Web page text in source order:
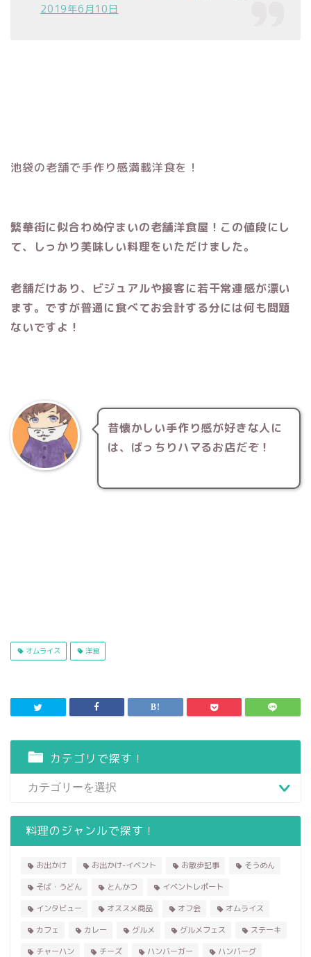
2019年6月10日
池袋の老舗で手作り感満載洋食を！
繁華街に似合わぬ佇まいの老舗洋食屋！この値段にし
て、しっかり美味しい料理をいただけました。
老舗だけあり、ビジュアルや接客に若干常連感が漂い
ます。ですが普通に食べてお会計する分には何も問題
ないですよ！
昔懐かしい手作り感が好きな人に
は、ばっちりハマるお店だぞ！
オムライス 洋食
カテゴリで探す！
料理のジャンルで探す！
お出かけ お出かけ-イベント お散歩記事
そうめん
そば・うどん
とんかつ
イベントレポート
インタビュー
オススメ商品 オフ会
オムライス
カフェ
カレー グルメ グルメフェス
ステーキ
チャーハン
チーズ ハンバーガー ハンバーグ